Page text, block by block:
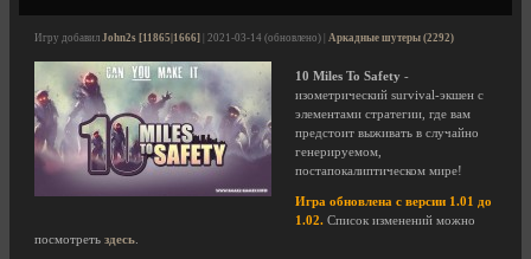
Игру добавил John2s [11865|1666] | 2021-03-14 (обновлено) | Аркадные шутеры (2292)
10 Miles To Safety -
изометрический survival-экшен с
элементами стратегии, где вам
предстоит выживать в случайно
генерируемом,
постапокалиптическом мире!
Игра обновлена с версии 1.01 до
1.02. Список изменений можно
посмотреть здесь